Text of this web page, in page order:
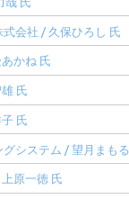
会社 / 久保ひろし 氏
かね 氏
氏
氏
システム / 望月まも
原一徳 氏